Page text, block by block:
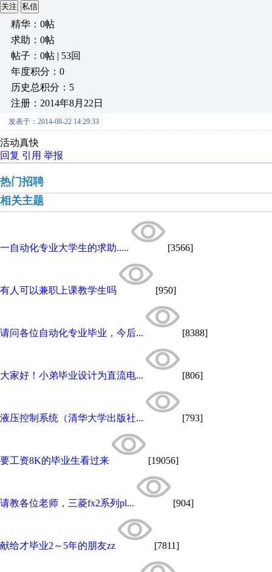
关注 私信
精华：0帖
求助：0帖
帖子：0帖 | 53回
年度积分：0
历史总积分：5
注册：2014年8月22日
发表于：2014-08-22 14:29:33
活动真快
回复 引用 举报
热门招聘
相关主题
一自动化专业大学生的求助..... [3566]
有人可以兼职上课教学生吗 [950]
请问各位自动化专业毕业，今后... [8388]
大家好！小弟毕业设计为直流电... [806]
液压控制系统（清华大学出版社... [793]
要工资8K的毕业生看过来 [19056]
请教各位老师，三菱fx2系列pl... [904]
献给才毕业2～5年的朋友zz [7811]